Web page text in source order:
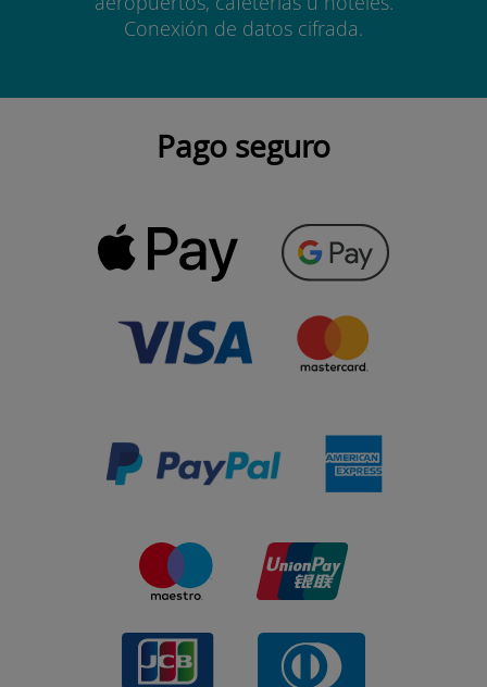
Conexión de datos cifrada.
Pago seguro